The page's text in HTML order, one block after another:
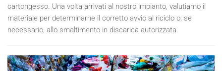
cartongesso. Una volta arrivati al nostro impianto, valutiamo il
materiale per determinarne il corretto avvio al riciclo o, se
necessario, allo smaltimento in discarica autorizzata.